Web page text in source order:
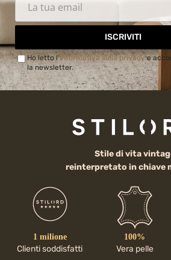
ISCRIVITI
Ho letto l'Informativa sulla privacye
la newsletter.
Stile di vita
reinterpretato in chiave
1 milione
Clienti soddisfatti
100%
Vera pelle